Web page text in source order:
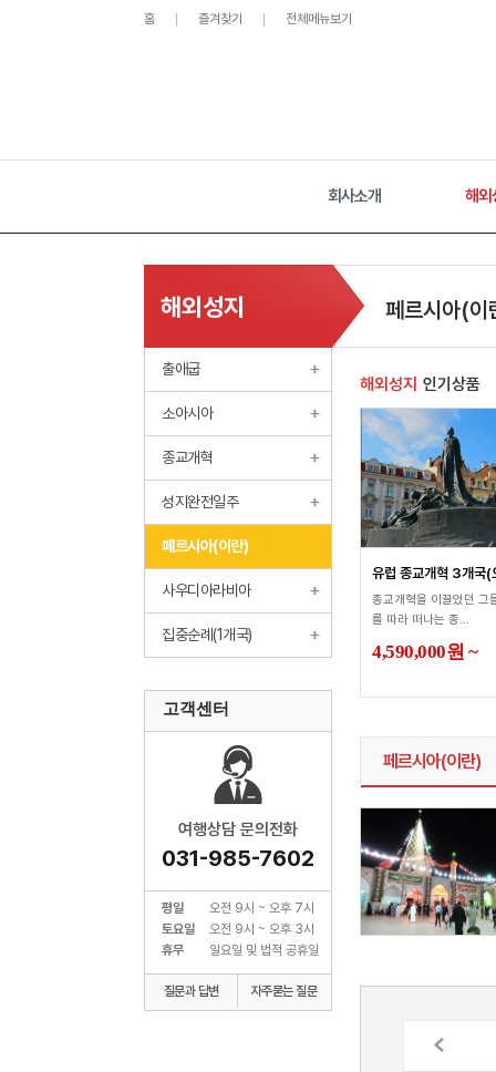
홈 즐겨찾기 전체메뉴보기
회사소개 해외
해외성지
출애굽
소아시아
종교개혁
성지완전일주
페르시아(이란)
사우디아라비아
집중순례(1개국)
고객센터
여행상담 문의전화
031-985-7602
평일
오전 9시 ~ 오후 7시
토요일
오전 9시 ~ 오후 3시
휴무
일요일 및 법적 공휴일
질문과 답변 자주묻는 질문
페르시아(이
해외성지 인기상품
유럽 종교개혁 3개국
종교개혁을 이끌었던 그
를 따라 떠나는 종...
4,590,000원 ~
페르시아(이란)